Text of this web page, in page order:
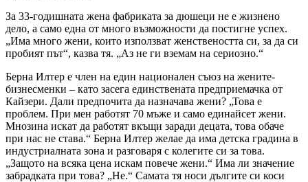
За 33-годишната жена фабриката за дюшеци не е жизнено
дело, а само една от много възможности да постигне успех.
„Има много жени, които използват женствеността си, за да си
пробият път“, казва тя. „Аз не ги вземам на сериозно.“
Берна Илтер е член на един национален съюз на жените-
бизнесменки – като засега единствената предприемачка от
Кайзери. Дали предпочита да назначава жени? „Това е
проблем. При мен работят 70 мъже и само единайсет жени.
Мнозина искат да работят вкъщи заради децата, това обаче
при нас не става.“ Берна Илтер желае да има детска градина в
индустриалната зона и разговаря с колегите си за това.
„Защото на всяка цена искам повече жени.“ Има ли значение
забрадката при това? „Не.“ Самата тя носи дългите си коси